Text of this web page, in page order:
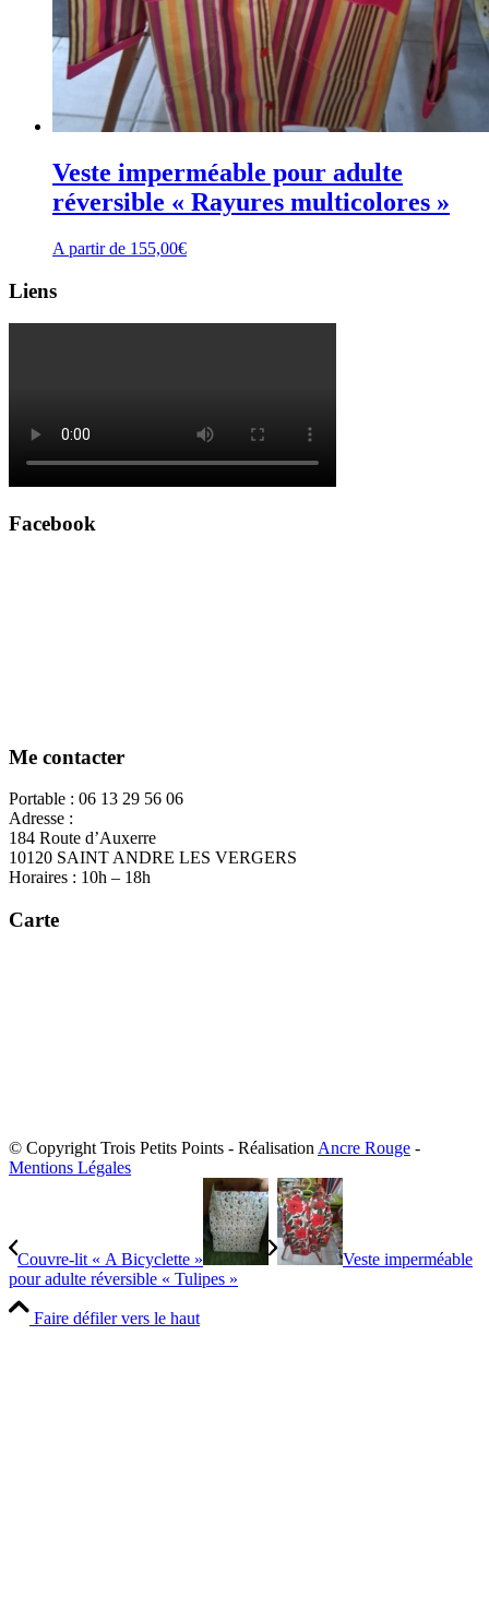
Veste imperméable pour adulte
réversible « Rayures multicolores »
A partir de 155,00€
Liens
Facebook
Me contacter
Portable : 06 13 29 56 06
Adresse :
184 Route d’Auxerre
10120 SAINT ANDRE LES VERGERS
Horaires : 10h – 18h
Carte
© Copyright Trois Petits Points - Réalisation Ancre Rouge -
Mentions Légales
Couvre-lit « A Bicyclette »
Veste imperméable
pour adulte réversible « Tulipes »
Faire défiler vers le haut